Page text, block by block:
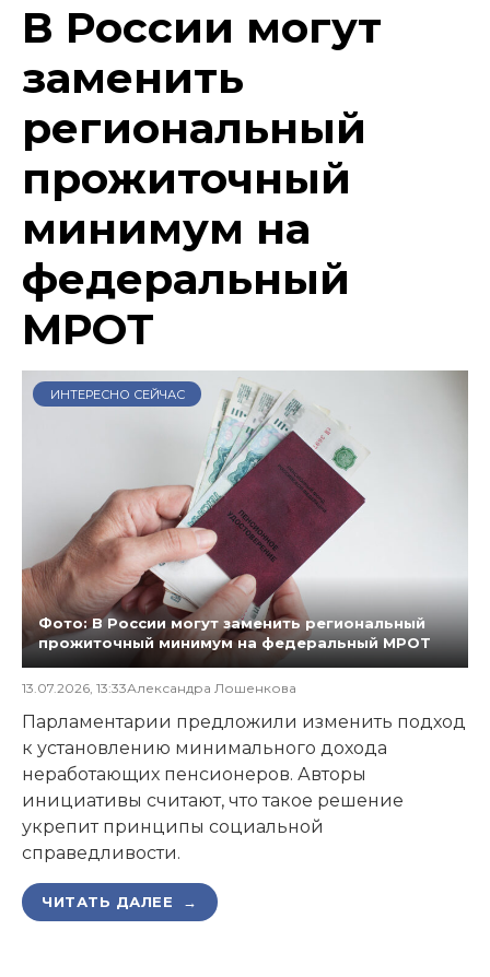
В России могут
заменить
региональный
прожиточный
минимум на
федеральный
МРОТ
ИНТЕРЕСНО СЕЙЧАС
Фото: В России могут заменить региональный
прожиточный минимум на федеральный МРОТ
13.07.2026, 13:33Александра Лошенкова
Парламентарии предложили изменить подход
к установлению минимального дохода
неработающих пенсионеров. Авторы
инициативы считают, что такое решение
укрепит принципы социальной
справедливости.
ЧИТАТЬ ДАЛЕЕ →